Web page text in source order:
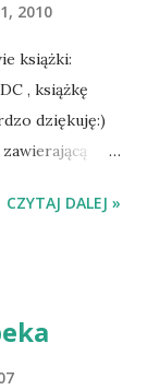
2010
książki:
, książkę
dziękuję:)
CZYTAJ DALEJ »